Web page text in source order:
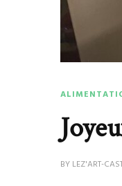
BY LEZ'ART-